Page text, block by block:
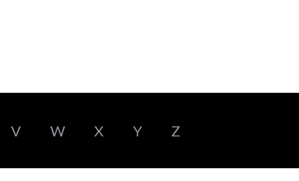
V W X Y Z